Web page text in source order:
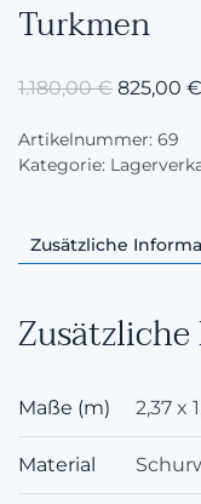
Turkmen
1.180,00€ 825,00 €
Artikelnummer: 69
Kategorie:
Zusätzliche
Maße (m) 2,37 x
Material